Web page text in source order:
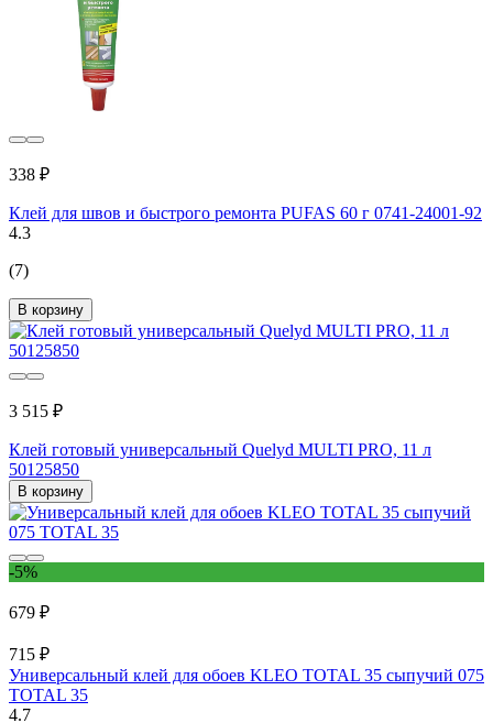
338 ₽
Клей для швов и быстрого ремонта PUFAS 60 г 0741-24001-92
4.3
(7)
В корзину
3 515 ₽
Клей готовый универсальный Quelyd MULTI PRO, 11 л
50125850
В корзину
-5%
679 ₽
715 ₽
Универсальный клей для обоев KLEO TOTAL 35 сыпучий 075
TOTAL 35
4.7